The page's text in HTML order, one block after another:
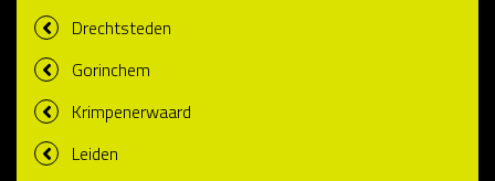
Drechtsteden
Gorinchem
Krimpenerwaard
Leiden